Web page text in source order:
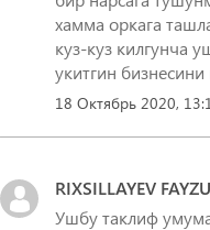
хамма оркага
куз-куз килгунча
укитгин
18 Октябрь 2020,
RIXSILLAYEV
Ушбу таклиф